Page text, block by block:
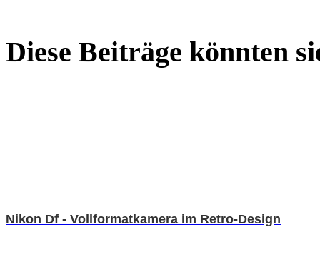
Diese Beiträge könnten
Nikon Df - Vollformatkamera im Retro-Design